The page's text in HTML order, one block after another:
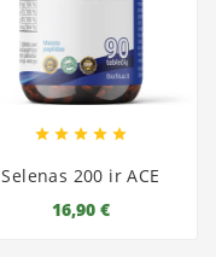
    
Selenas 200 ir ACE
16,90 €